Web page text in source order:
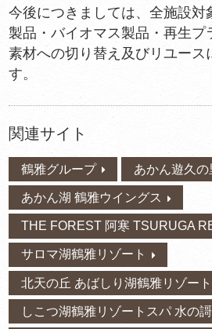
今後につきましては、全施設対
製品・バイオマス製品・再生プ
素材への切り替え及びリユース
す。
関連サイト
鶴雅グループ あかん遊久の
あかん湖 鶴雅ウイングス
THE FOREST 阿寒 TSURUGA
サロマ湖鶴雅リゾート
北天の丘 あばしり湖鶴雅リゾート
しこつ湖鶴雅リゾートスパ 水の謌